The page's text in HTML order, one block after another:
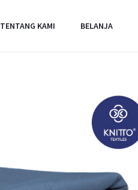
TENTANG KAMI BELANJA